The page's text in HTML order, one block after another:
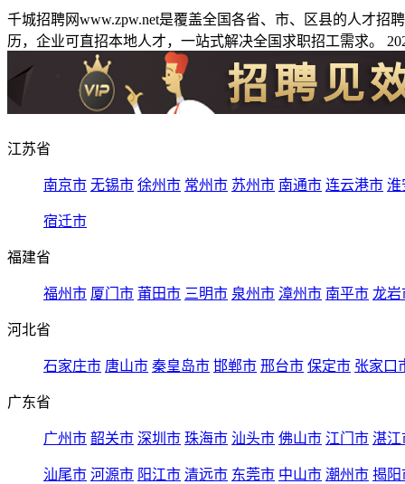
千城招聘网www.zpw.net是覆盖全国各省、市、区县的人才
历，企业可直招本地人才，一站式解决全国求职招工需求。
江苏省
南京市 无锡市 徐州市 常州市 苏州市 南通市 连云港市 淮
宿迁市
福建省
福州市 厦门市 莆田市 三明市 泉州市 漳州市 南平市 龙岩
河北省
石家庄市 唐山市 秦皇岛市 邯郸市 邢台市 保定市 张家口
广东省
广州市 韶关市 深圳市 珠海市 汕头市 佛山市 江门市 湛江
汕尾市 河源市 阳江市 清远市 东莞市 中山市 潮州市 揭阳